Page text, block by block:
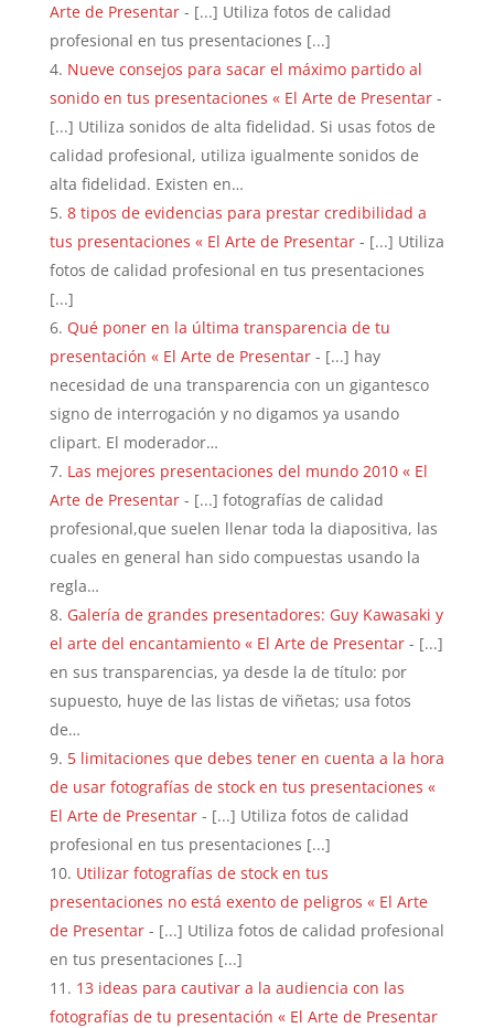
Arte de Presentar- [...] Utiliza fotos de calidad
profesional en tus presentaciones [...]
Nueve consejos para sacar el máximo partido al
sonido en tus presentaciones « El Arte de Presentar-
[...] Utiliza sonidos de alta fidelidad. Si usas fotos de
calidad profesional, utiliza igualmente sonidos de
alta fidelidad. Existen en…
8 tipos de evidencias para prestar credibilidad a
tus presentaciones « El Arte de Presentar- [...] Utiliza
fotos de calidad profesional en tus presentaciones
[...]
Qué poner en la última transparencia de tu
presentación « El Arte de Presentar- [...] hay
necesidad de una transparencia con un gigantesco
signo de interrogación y no digamos ya usando
clipart. El moderador…
Las mejores presentaciones del mundo 2010 « El
Arte de Presentar- [...] fotografías de calidad
profesional,que suelen llenar toda la diapositiva, las
cuales en general han sido compuestas usando la
regla…
Galería de grandes presentadores: Guy Kawasaki y
el arte del encantamiento « El Arte de Presentar- [...]
en sus transparencias, ya desde la de título: por
supuesto, huye de las listas de viñetas; usa fotos
de…
5 limitaciones que debes tener en cuenta a la hora
de usar fotografías de stock en tus presentaciones «
El Arte de Presentar- [...] Utiliza fotos de calidad
profesional en tus presentaciones [...]
Utilizar fotografías de stock en tus
presentaciones no está exento de peligros « El Arte
de Presentar- [...] Utiliza fotos de calidad profesional
en tus presentaciones [...]
13 ideas para cautivar a la audiencia con las
fotografías de tu presentación « El Arte de Presentar